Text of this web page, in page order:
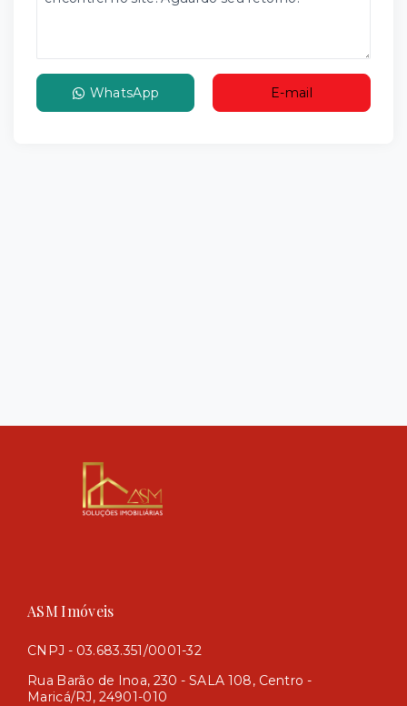
WhatsApp E-mail
ASM Imóveis
CNPJ - 03.683.351/0001-32
Rua Barão de Inoa, 230 - SALA 108, Centro -
Maricá/RJ, 24901-010